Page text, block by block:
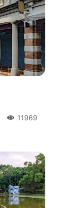
人氣11969